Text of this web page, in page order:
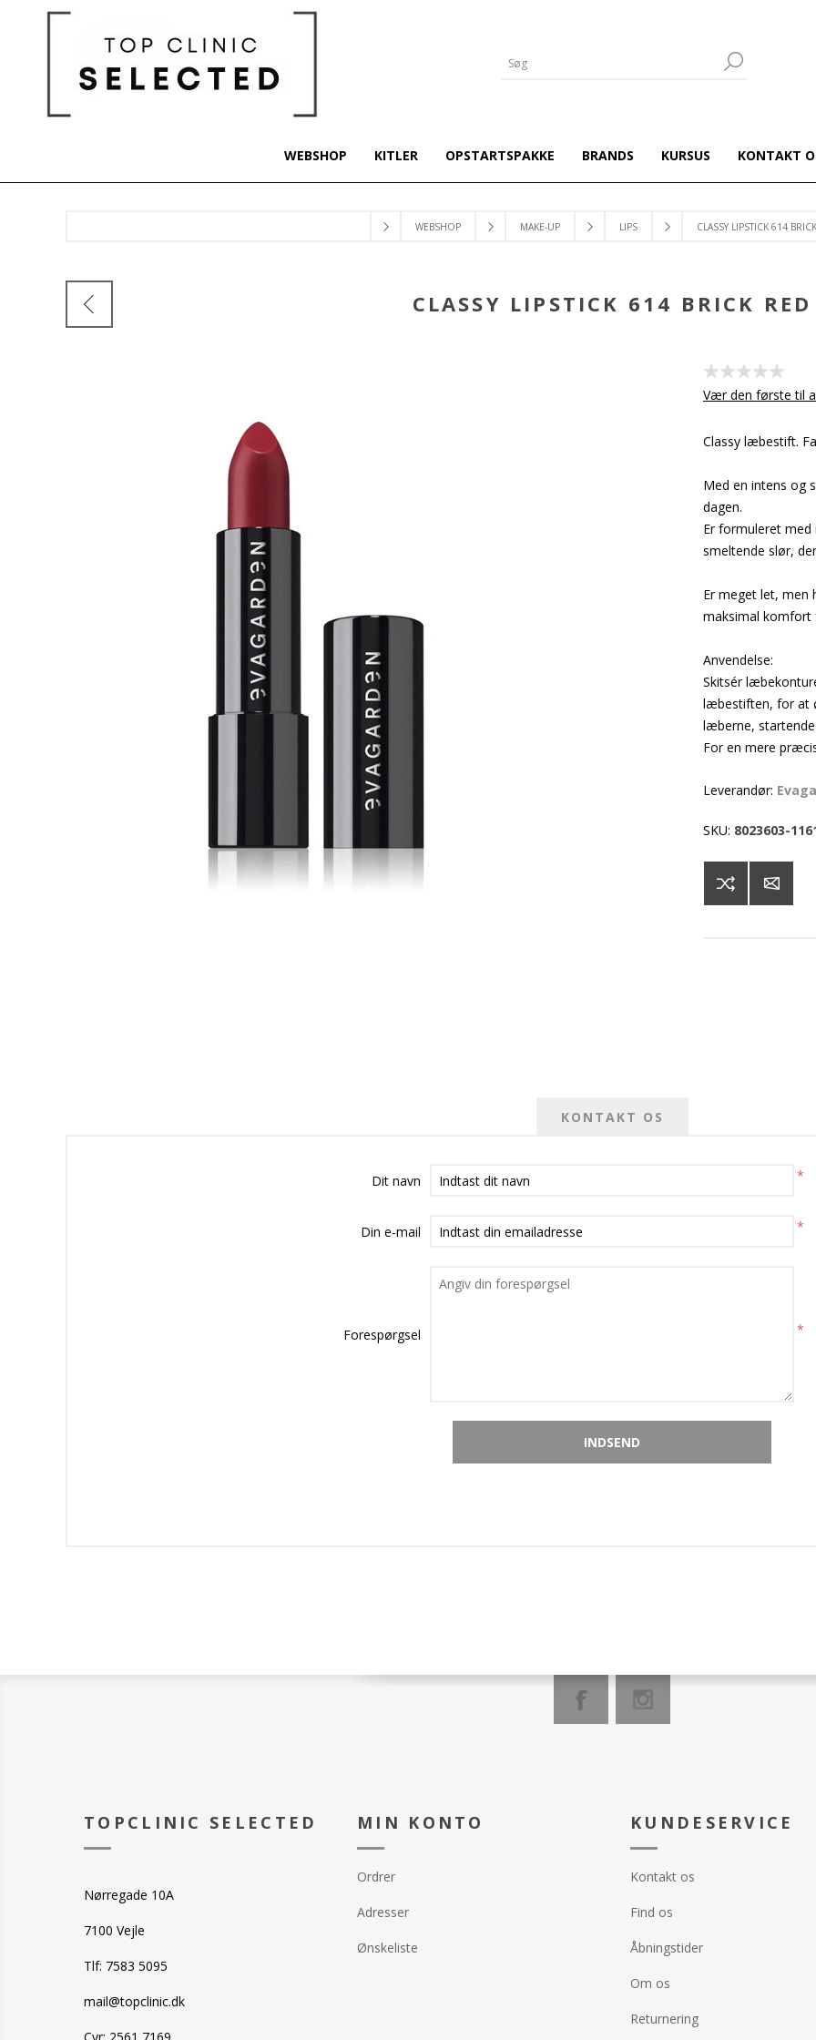
WEBSHOP KITLER OPSTARTSPAKKE BRANDS KURSUS KONTAKT
WEBSHOP MAKE-UP LIPS CLASSY LIPSTICK 614
CLASSY LIPSTICK 614 BRICK RED
Vær den første til
Classy læbestift.
Med en intens og
dagen.
Er formuleret med
smeltende slør,
Er meget let, men
maksimal
Anvendelse:
Skitsér
læbestiften, for at
læberne,
For en mere
Leverandør:
SKU: 8023603-
KONTAKT OS
Dit navn *
Din e-mail *
Forespørgsel *
TOPCLINIC SELECTED
Nørregade 10A
7100 Vejle
Tlf: 7583 5095
mail@topclinic.dk
MIN KONTO
Ordrer
Adresser
Ønskeliste
KUNDESERVICE
Kontakt os
Find os
Åbningstider
Om os
Returnering